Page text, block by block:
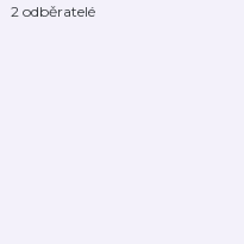
2 odběratelé